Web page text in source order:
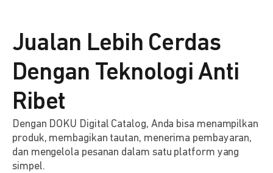
Jualan Lebih Cerdas
Dengan Teknologi Anti
Ribet
Dengan DOKU Digital Catalog, Anda bisa menampilkan
produk, membagikan tautan, menerima pembayaran,
dan mengelola pesanan dalam satu platform yang
simpel.